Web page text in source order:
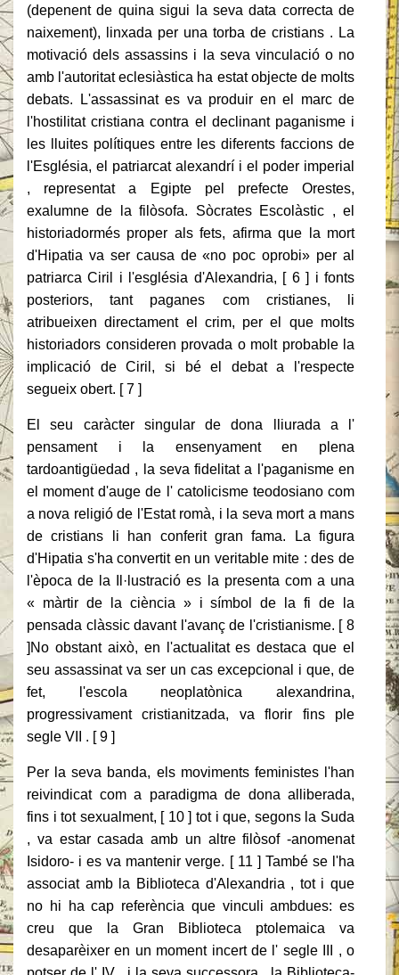
(depenent de quina sigui la seva data correcta de
naixement), linxada per una torba de cristians . La
motivació dels assassins i la seva vinculació o no
amb l'autoritat eclesiàstica ha estat objecte de molts
debats. L'assassinat es va produir en el marc de
l'hostilitat cristiana contra el declinant paganisme i
les lluites polítiques entre les diferents faccions de
l'Església, el patriarcat alexandrí i el poder imperial
, representat a Egipte pel prefecte Orestes,
exalumne de la filòsofa. Sòcrates Escolàstic , el
historiadormés proper als fets, afirma que la mort
d'Hipatia va ser causa de «no poc oprobi» per al
patriarca Ciril i l'església d'Alexandria, [ 6 ] i fonts
posteriors, tant paganes com cristianes, li
atribueixen directament el crim, per el que molts
historiadors consideren provada o molt probable la
implicació de Ciril, si bé el debat a l'respecte
segueix obert. [ 7 ]
El seu caràcter singular de dona lliurada a l'
pensament i la ensenyament en plena
tardoantigüedad , la seva fidelitat a l'paganisme en
el moment d'auge de l' catolicisme teodosiano com
a nova religió de l'Estat romà, i la seva mort a mans
de cristians li han conferit gran fama. La figura
d'Hipatia s'ha convertit en un veritable mite : des de
l'època de la Il·lustració es la presenta com a una
« màrtir de la ciència » i símbol de la fi de la
pensada clàssic davant l'avanç de l'cristianisme. [ 8
]No obstant això, en l'actualitat es destaca que el
seu assassinat va ser un cas excepcional i que, de
fet, l'escola neoplatònica alexandrina,
progressivament cristianitzada, va florir fins ple
segle VII . [ 9 ]
Per la seva banda, els moviments feministes l'han
reivindicat com a paradigma de dona alliberada,
fins i tot sexualment, [ 10 ] tot i que, segons la Suda
, va estar casada amb un altre filòsof -anomenat
Isidoro- i es va mantenir verge. [ 11 ] També se l'ha
associat amb la Biblioteca d'Alexandria , tot i que
no hi ha cap referència que vinculi ambdues: es
creu que la Gran Biblioteca ptolemaica va
desaparèixer en un moment incert de l' segle III , o